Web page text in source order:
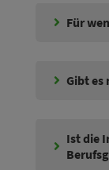
Für
Gibt es
Ist die